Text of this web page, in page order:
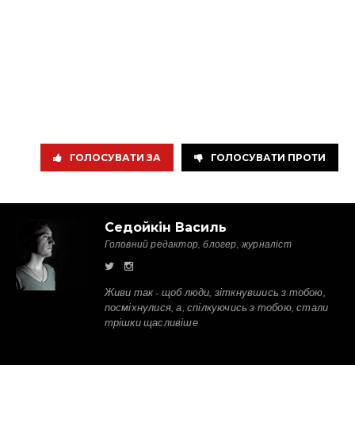
ГОЛОСУВАТИ ЗА ГОЛОСУВАТИ ПРОТИ
Седойкін Василь
Головний редактор, блогер, журналіст
Живи так - щоб люди, зіткнувшись з тобою,
посміхнулися, а, спілкуючись з тобою, стали
трішки щасливіше